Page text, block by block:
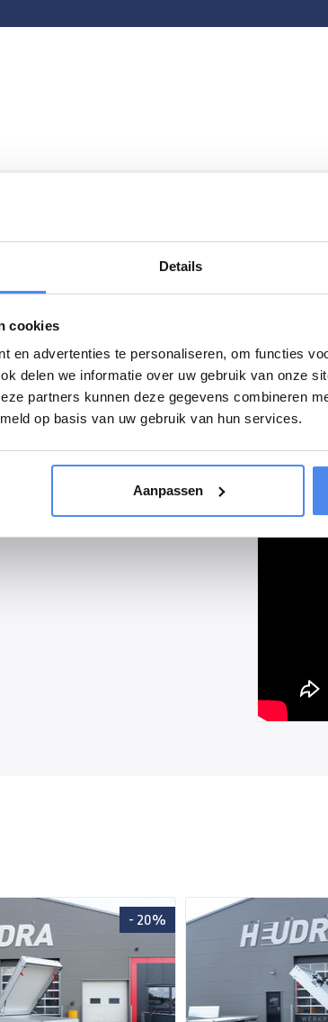
Details
cookies
en advertenties te personaliseren, om functies
delen we informatie over uw gebruik van onze
partners kunnen deze gegevens combineren
op basis van uw gebruik van hun services.
Aanpassen
Bij dit ontwerp is rekening
in gebruik, onderhoudsvriendelijk en
goed en veilig af te sluiten.
openingshoek.
zijn uitgevoerd in
zijn van de beste kwaliteit. Door
en rijden ze ook op lange afstanden
steunpoten, dakdragers
- 20%